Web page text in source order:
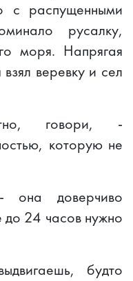
с распущенными
русалку,
моря. Напрягая
веревку и сел
говори, -
которую не
она доверчиво
24 часов нужно
будто